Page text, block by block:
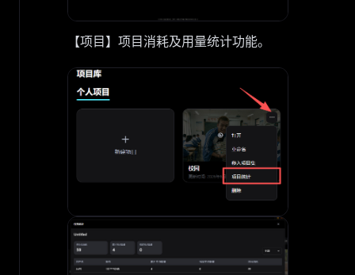
【项目】项目消耗及用量统计功能。